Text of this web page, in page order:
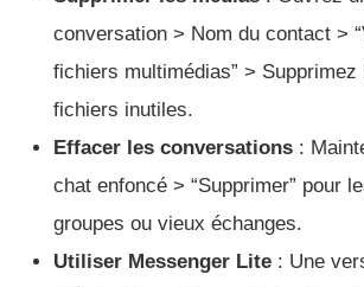
conversation > Nom du contact >
fichiers multimédias” > Supprimez
fichiers inutiles.
Effacer les conversations :
chat enfoncé > “Supprimer” pour
groupes ou vieux échanges.
Utiliser Messenger Lite : Une